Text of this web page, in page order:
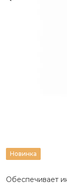
Новинка
Обеспечивает